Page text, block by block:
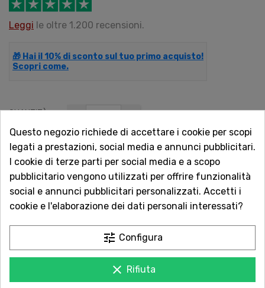
Leggi le oltre 1.200 recensioni.
🎁 Hai il 10% di sconto sul tuo primo acquisto!
Scopri come.
QUANTITÀ
AGGIUNGI AL CARRELLO
Acquista in totale sicurezza
Dal 1957 a Catania. Clicca e leggi le oltre
Questo negozio richiede di accettare i cookie per scopi
legati a prestazioni, social media e annunci pubblicitari.
I cookie di terze parti per social media e a scopo
pubblicitario vengono utilizzati per offrire funzionalità
social e annunci pubblicitari personalizzati. Accetti i
cookie e l'elaborazione dei dati personali interessati?
tune Configura
clear Rifiuta